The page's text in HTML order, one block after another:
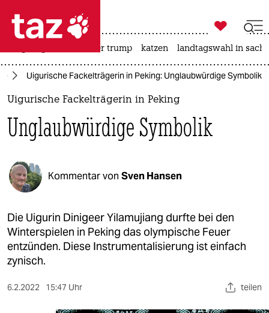
 taz zahl ich
taz zahl ich
themen
politik
öko
gesellschaft
kultur
sport
berlin

taz zahl ich
usa unter trump katzen landtagswahl in
Uigurische Fackelträgerin in Peking: Unglaubwürdige Symbolik
Uigurische Fackelträgerin in Peking
Unglaubwürdige Symbolik
Kommentar von Sven Hansen
Die Uigurin Dinigeer Yilamujiang durfte bei den
Winterspielen in Peking das olympische Feuer
entzünden. Diese Instrumentalisierung ist einfach
zynisch.
6.2.2022 15:47 Uhr teilen